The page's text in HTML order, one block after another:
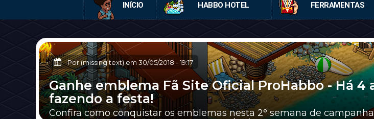
INÍCIO HABBO HOTEL FERRAMENTAS
Por (missing text) em 30/05/2018 -19:17
Ganhe emblema Fã Site Oficial ProHabbo - Há 4
fazendo a festa!
Confira como conquistar os emblemas nesta 2° semana de campanha